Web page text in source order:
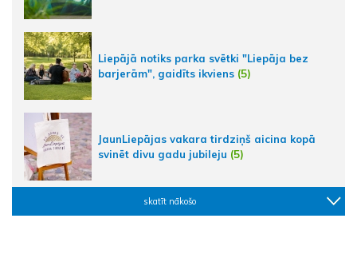
Liepājā notiks parka svētki "Liepāja bez
barjerām", gaidīts ikviens (5)
JaunLiepājas vakara tirdziņš aicina kopā
svinēt divu gadu jubileju (5)
skatīt nākošo